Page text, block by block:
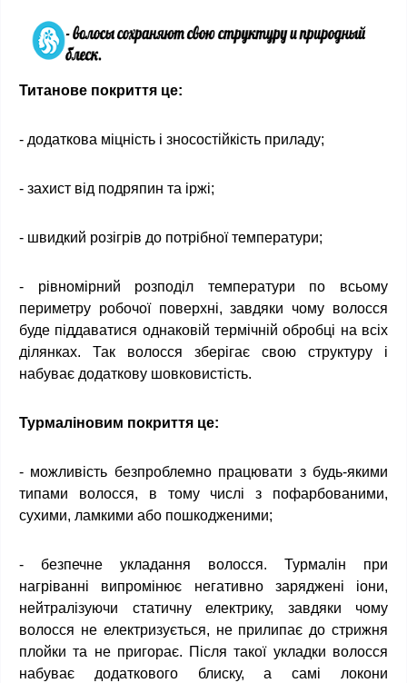
Титанове покриття це:
- додаткова міцність і зносостійкість приладу;
- захист від подряпин та іржі;
- швидкий розігрів до потрібної температури;
- рівномірний розподіл температури по всьому
периметру робочої поверхні, завдяки чому волосся
буде піддаватися однаковій термічній обробці на всіх
ділянках. Так волосся зберігає свою структуру і
набуває додаткову шовковистість.
Турмаліновим покриття це:
- можливість безпроблемно працювати з будь-якими
типами волосся, в тому числі з пофарбованими,
сухими, ламкими або пошкодженими;
- безпечне укладання волосся. Турмалін при
нагріванні випромінює негативно заряджені іони,
нейтралізуючи статичну електрику, завдяки чому
волосся не електризується, не прилипає до стрижня
плойки та не пригорає. Після такої укладки волосся
набуває додаткового блиску, а самі локони